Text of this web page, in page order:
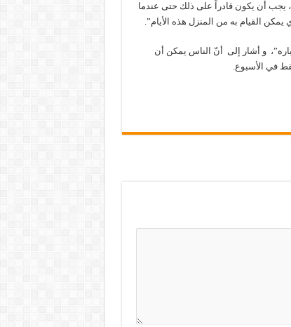
يجب أن يكون قادراً على ذلك حتى عندما
القيام به من المنزل هذه الأيام”.
و أشار إلى أنّ الناس يمكن أن
في الأسبوع.